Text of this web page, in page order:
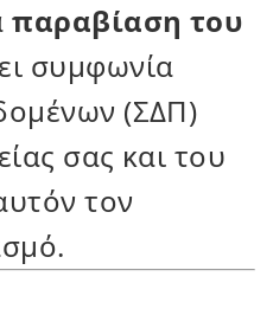
παραβίαση του
συμφωνία
(ΣΔΠ)
σας και του
τον